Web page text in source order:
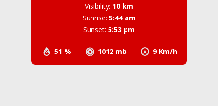
51 % 1012 mb 9 Km/h
Visibility: 10 km
Sunrise: 5:44 am
Sunset: 5:53 pm